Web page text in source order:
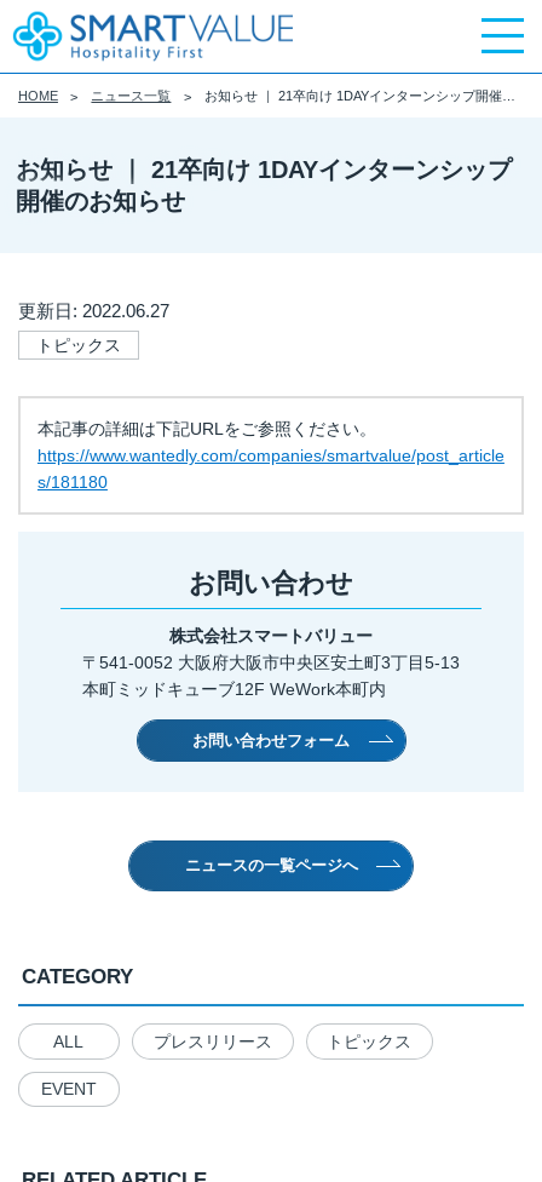
HOME ニュース一覧 お知らせ ｜ 21卒向け 1DAYインターンシップ開催のお知らせ
お知らせ ｜ 21卒向け 1DAYインターンシップ
開催のお知らせ
更新日: 2022.06.27
トピックス
本記事の詳細は下記URLをご参照ください。
https://www.wantedly.com/companies/smartvalue/post_article
s/181180
お問い合わせ
株式会社スマートバリュー
〒541-0052 大阪府大阪市中央区安土町3丁目5-13
本町ミッドキューブ12F WeWork本町内
お問い合わせフォーム
ニュースの一覧ページへ
CATEGORY
ALL プレスリリース トピックス
EVENT